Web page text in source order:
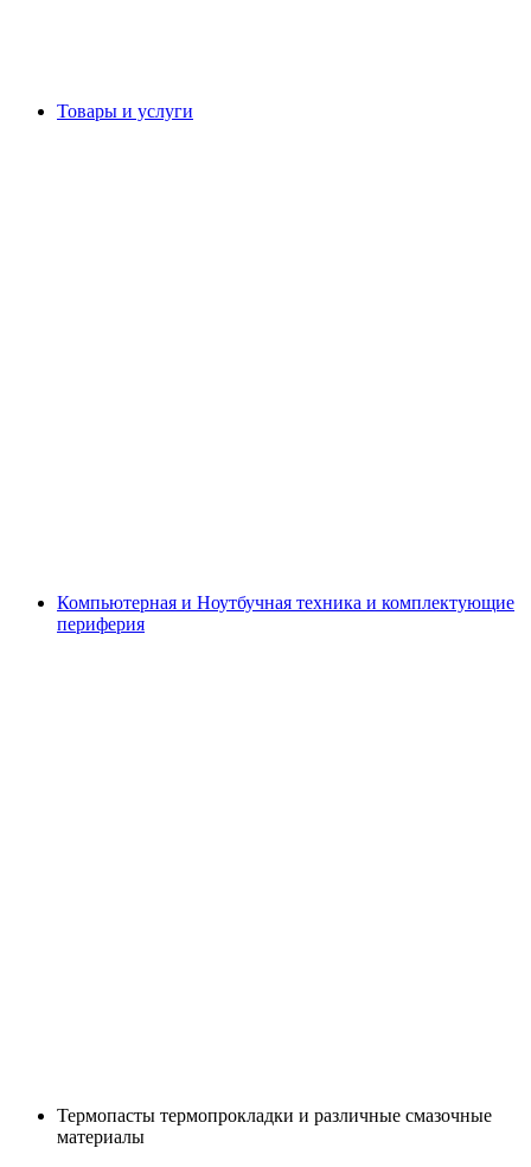
Товары и услуги
Компьютерная и Ноутбучная техника и комплектующие
периферия
Термопасты термопрокладки и различные смазочные
материалы